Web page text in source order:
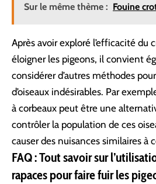
Sur le même thème : Fouine
Après avoir exploré l’efficacité du
éloigner les pigeons, il convient
considérer d’autres méthodes
d’oiseaux indésirables. Par
à corbeaux peut être une
contrôler la population de ces
causer des nuisances similaires à
FAQ : Tout savoir sur
rapaces pour faire fuir les